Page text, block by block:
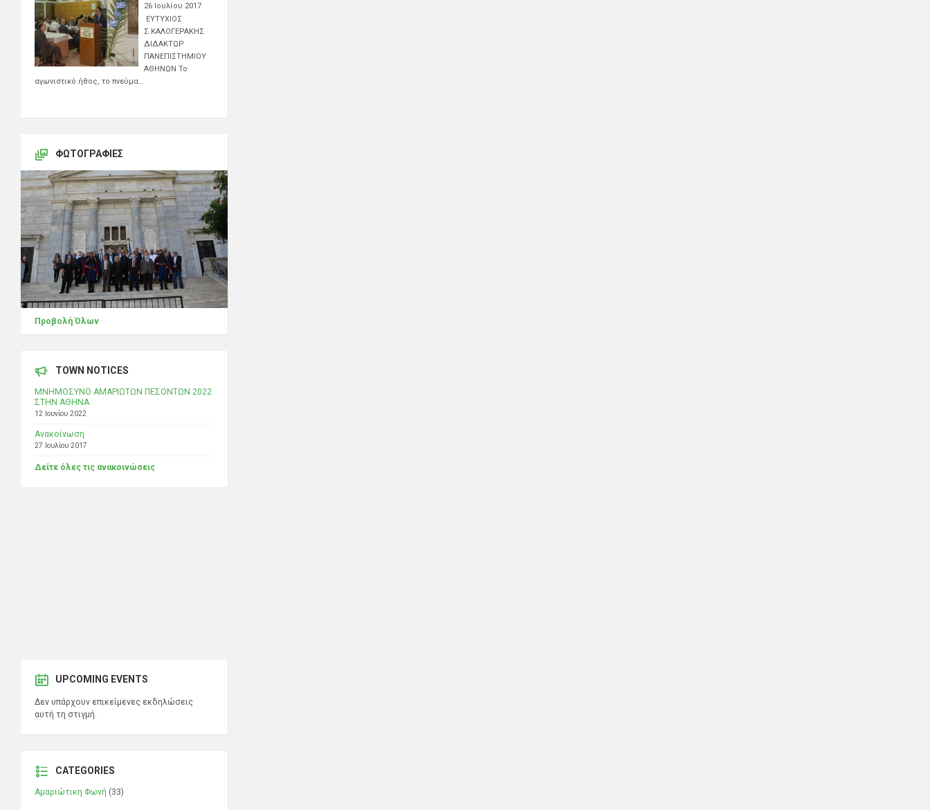
26 Ιουλίου 2017
ΕΥΤΥΧΙΟΣ
Σ.ΚΑΛΟΓΕΡΑΚΗΣ
ΔΙΔΑΚΤΩΡ
ΠΑΝΕΠΙΣΤΗΜΙΟΥ
ΑΘΗΝΩΝ Το
αγωνιστικό ήθος, το πνεύμα…
ΦΩΤΟΓΡΑΦΊΕΣ
Προβολή Όλων
TOWN NOTICES
ΜΝΗΜΟΣΥΝΟ ΑΜΑΡΙΩΤΩΝ ΠΕΣΟΝΤΩΝ 2022
ΣΤΗΝ ΑΘΗΝΑ
12 Ιουνίου 2022
Ανακοίνωση
27 Ιουλίου 2017
Δείτε όλες τις ανακοινώσεις
UPCOMING EVENTS
Δεν υπάρχουν επικείμενες εκδηλώσεις
αυτή τη στιγμή.
CATEGORIES
Αμαριώτικη Φωνή (33)